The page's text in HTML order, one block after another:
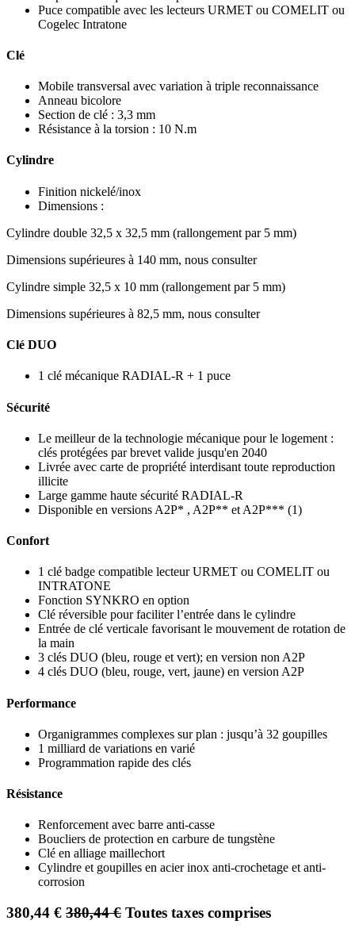
Puce compatible avec les lecteurs URMET ou COMELIT ou
Cogelec Intratone
Clé
Mobile transversal avec variation à triple reconnaissance
Anneau bicolore
Section de clé : 3,3 mm
Résistance à la torsion : 10 N.m
Cylindre
Finition nickelé/inox
Dimensions :
Cylindre double 32,5 x 32,5 mm (rallongement par 5 mm)
Dimensions supérieures à 140 mm, nous consulter
Cylindre simple 32,5 x 10 mm (rallongement par 5 mm)
Dimensions supérieures à 82,5 mm, nous consulter
Clé DUO
1 clé mécanique RADIAL-R + 1 puce
Sécurité
Le meilleur de la technologie mécanique pour le logement :
clés protégées par brevet valide jusqu'en 2040
Livrée avec carte de propriété interdisant toute reproduction
illicite
Large gamme haute sécurité RADIAL-R
Disponible en versions A2P* , A2P** et A2P*** (1)
Confort
1 clé badge compatible lecteur URMET ou COMELIT ou
INTRATONE
Fonction SYNKRO en option
Clé réversible pour faciliter l’entrée dans le cylindre
Entrée de clé verticale favorisant le mouvement de rotation de
la main
3 clés DUO (bleu, rouge et vert); en version non A2P
4 clés DUO (bleu, rouge, vert, jaune) en version A2P
Performance
Organigrammes complexes sur plan : jusqu’à 32 goupilles
1 milliard de variations en varié
Programmation rapide des clés
Résistance
Renforcement avec barre anti-casse
Boucliers de protection en carbure de tungstène
Clé en alliage maillechort
Cylindre et goupilles en acier inox anti-crochetage et anti-
corrosion
380,44 € 380,44€ Toutes taxes comprises